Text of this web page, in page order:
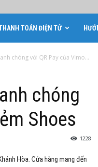
TOÁN ĐIỆN TỬ
chóng với QR Pay của Vimo...
chóng
Shoes
1228
Hòa. Cửa hàng mang đến